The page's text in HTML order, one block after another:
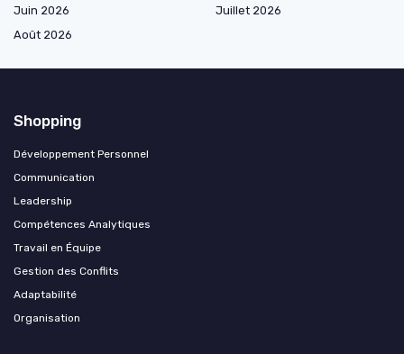
Juin 2026
Juillet 2026
Août 2026
Shopping
Développement Personnel
Communication
Leadership
Compétences Analytiques
Travail en Équipe
Gestion des Conflits
Adaptabilité
Organisation